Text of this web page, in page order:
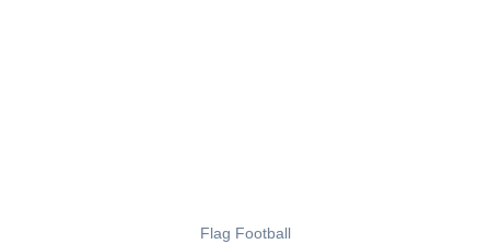
Flag Football